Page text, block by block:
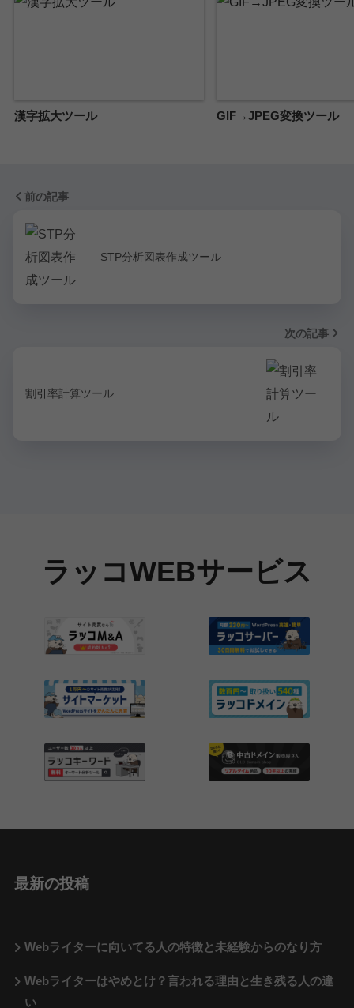
漢字拡大ツール GIF→JPEG変換ツール
前の記事
STP分析図表作成ツール
次の記事
割引率計算ツール
ラッコWEBサービス
最新の投稿
Webライターに向いてる人の特徴と未経験からのなり方
Webライターはやめとけ？言われる理由と生き残る人の違
い